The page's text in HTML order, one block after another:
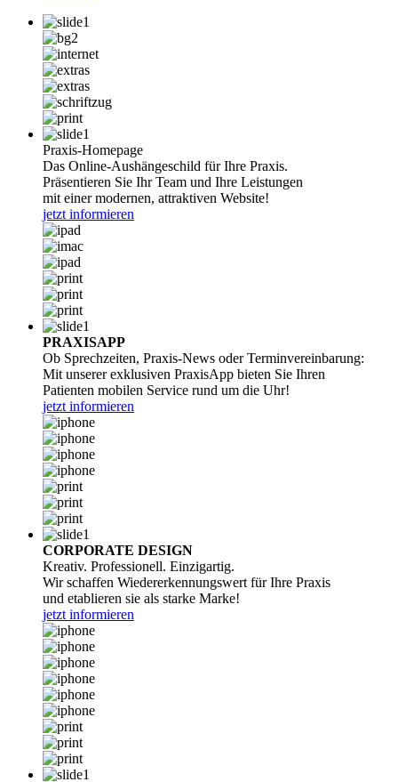
Praxis-Homepage
Das Online-Aushängeschild für Ihre Praxis.
Präsentieren Sie Ihr Team und Ihre Leistungen
mit einer modernen, attraktiven Website!
jetzt informieren
PRAXISAPP
Ob Sprechzeiten, Praxis-News oder Terminvereinbarung:
Mit unserer exklusiven PraxisApp bieten Sie Ihren
Patienten mobilen Service rund um die Uhr!
jetzt informieren
CORPORATE DESIGN
Kreativ. Professionell. Einzigartig.
Wir schaffen Wiedererkennungswert für Ihre Praxis
und etablieren sie als starke Marke!
jetzt informieren